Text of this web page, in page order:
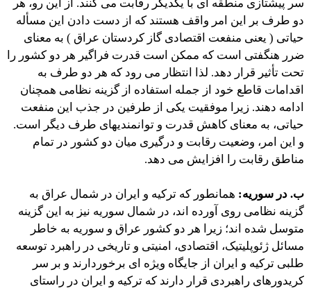
سر پیشتازی منطقه اى با یکدیگر رقابت می کنند. از این رو، هر
دو طرف بر این امر واقف هستند که از دست دادن این مسأله
حیاتی ( یعنی منفعت اقتصادی گاز کردستان عراق ) به معنای
ضرر هنگفتی است که ممکن است قدرت فراگیر هر دو کشور را
تحت تأثیر قرار دهد. لذا انتظار می رود که هر دو طرف به
اقدامات قاطع خود از جمله استفاده از گزینه نظامی همچنان
ادامه دهند. زیرا موفقیت یکی از طرفین در جذب این منفعت
حیاتی، به معنای کاهش قدرت و توانمندیهای طرف دیگر است.
و این امر، وضعیت رقابت و درگیری میان دو کشور در تمام
مناطق رقابت را افزایش می دهد.
ب. در سوریه: همانطور که ترکیه و ایران در شمال عراق به
گزینه نظامی روی آورده اند، در شمال سوریه نیز به این گزینه
متوسل شده اند؛ زیرا هر دو کشور عراق و سوریه به خاطر
مسائل ژئوپلیتیک، اقتصادی، امنیتی و تاریخی در راهبرد توسعه
طلبی ترکیه و ایران از جایگاه ویژه ای برخوردارند و بر سر
کریدورهای راهبردی قرار دارند که ترکیه و ایران در راستای